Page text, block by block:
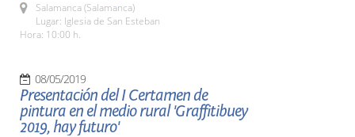
Salamanca (Salamanca)
Lugar: Iglesia de San Esteban
Hora: 10:00 h.
08/05/2019
Presentación del I Certamen de
pintura en el medio rural 'Graffitibuey
2019, hay futuro'